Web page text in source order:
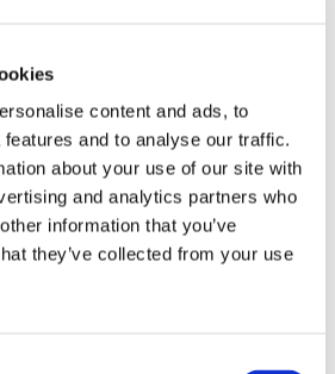
content and ads, to
and to analyse our traffic.
about your use of our site with
and analytics partners who
information that you’ve
they’ve collected from your use
PV-04078G-40-00
Trendtex
Trendtex